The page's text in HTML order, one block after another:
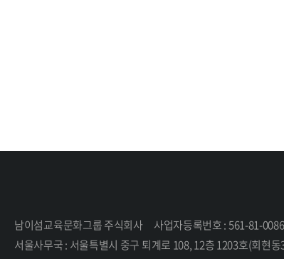
남이섬교육문화그룹 주식회사
사업자등록번호 : 561-81-
서울사무국 : 서울특별시 중구 퇴계로 108, 12층 1203호(회현